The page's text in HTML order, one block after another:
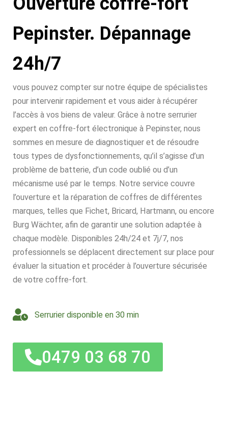
Pepinster. Dépannage
24h/7
vous pouvez compter sur notre équipe de spécialistes
pour intervenir rapidement et vous aider à récupérer
l’accès à vos biens de valeur. Grâce à notre serrurier
expert en coffre-fort électronique à Pepinster, nous
sommes en mesure de diagnostiquer et de résoudre
tous types de dysfonctionnements, qu’il s’agisse d’un
problème de batterie, d’un code oublié ou d’un
mécanisme usé par le temps. Notre service couvre
l’ouverture et la réparation de coffres de différentes
marques, telles que Fichet, Bricard, Hartmann, ou encore
Burg Wächter, afin de garantir une solution adaptée à
chaque modèle. Disponibles 24h/24 et 7j/7, nos
professionnels se déplacent directement sur place pour
évaluer la situation et procéder à l’ouverture sécurisée
de votre coffre-fort.
Serrurier disponible en 30 min
0479 03 68 70